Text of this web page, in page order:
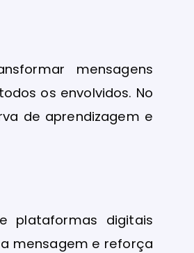
mensagens
os envolvidos. No
de aprendizagem e
plataformas digitais
mensagem e reforça